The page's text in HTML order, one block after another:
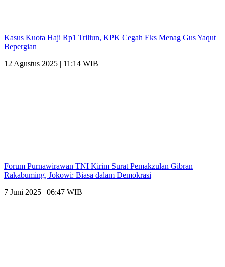
Kasus Kuota Haji Rp1 Triliun, KPK Cegah Eks Menag Gus Yaqut
Bepergian
12 Agustus 2025 | 11:14 WIB
Forum Purnawirawan TNI Kirim Surat Pemakzulan Gibran
Rakabuming, Jokowi: Biasa dalam Demokrasi
7 Juni 2025 | 06:47 WIB